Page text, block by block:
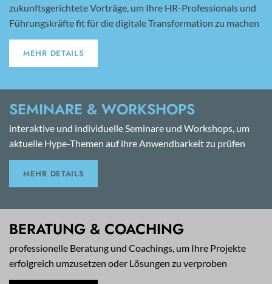
zukunftsgerichtete Vorträge, um Ihre HR-Professionals und
Führungskräfte fit für die digitale Transformation zu machen
MEHR DETAILS
SEMINARE & WORKSHOPS
interaktive und individuelle Seminare und Workshops, um
aktuelle Hype-Themen auf ihre Anwendbarkeit zu prüfen
MEHR DETAILS
BERATUNG & COACHING
professionelle Beratung und Coachings, um Ihre Projekte
erfolgreich umzusetzen oder Lösungen zu verproben